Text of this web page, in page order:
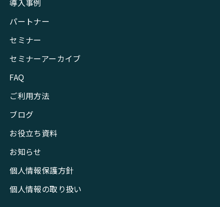
導入事例
パートナー
セミナー
セミナーアーカイブ
FAQ
ご利用方法
ブログ
お役立ち資料
お知らせ
個人情報保護方針
個人情報の取り扱い